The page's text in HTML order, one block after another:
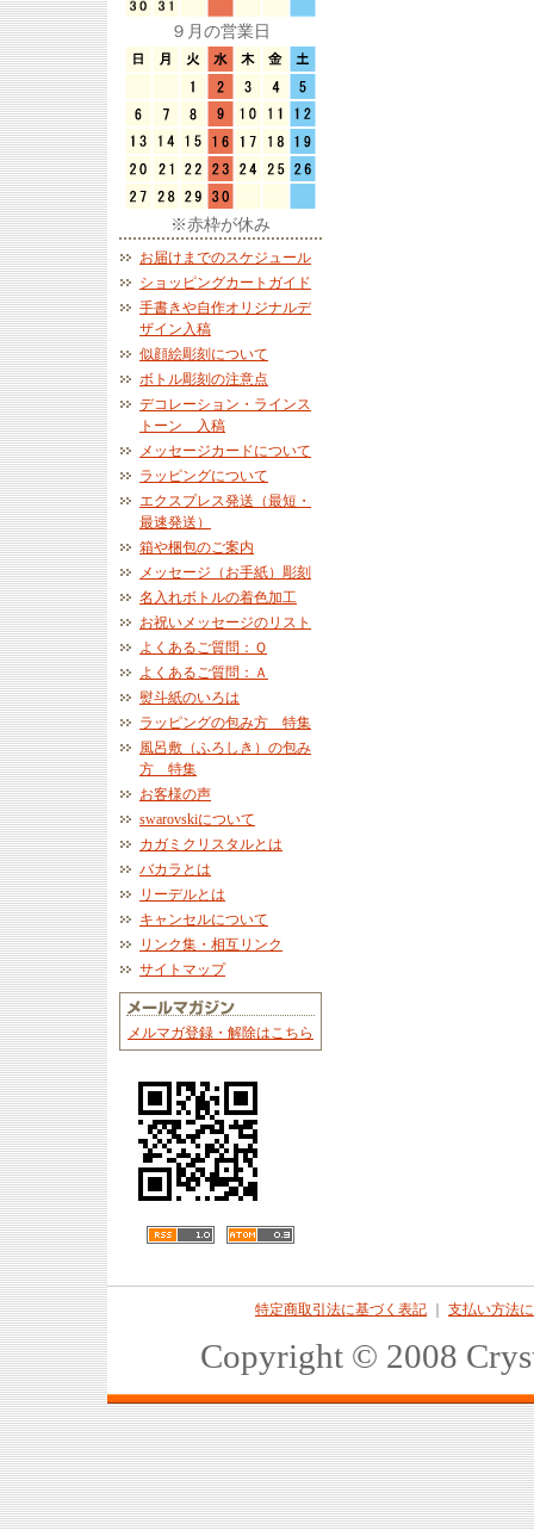
９月の営業日
※赤枠が休み
お届けまでのスケジュール
ショッピングカートガイド
手書きや自作オリジナルデ
ザイン入稿
似顔絵彫刻について
ボトル彫刻の注意点
デコレーション・ラインス
トーン 入稿
メッセージカードについて
ラッピングについて
エクスプレス発送（最短・
最速発送）
箱や梱包のご案内
メッセージ（お手紙）彫刻
名入れボトルの着色加工
お祝いメッセージのリスト
よくあるご質問：Ｑ
よくあるご質問：Ａ
熨斗紙のいろは
ラッピングの包み方 特集
風呂敷（ふろしき）の包み
方 特集
お客様の声
swarovskiについて
カガミクリスタルとは
バカラとは
リーデルとは
キャンセルについて
リンク集・相互リンク
サイトマップ
メルマガ登録・解除はこちら
特定商取引法に基づく表記 支払い方法
Copyright © 2008